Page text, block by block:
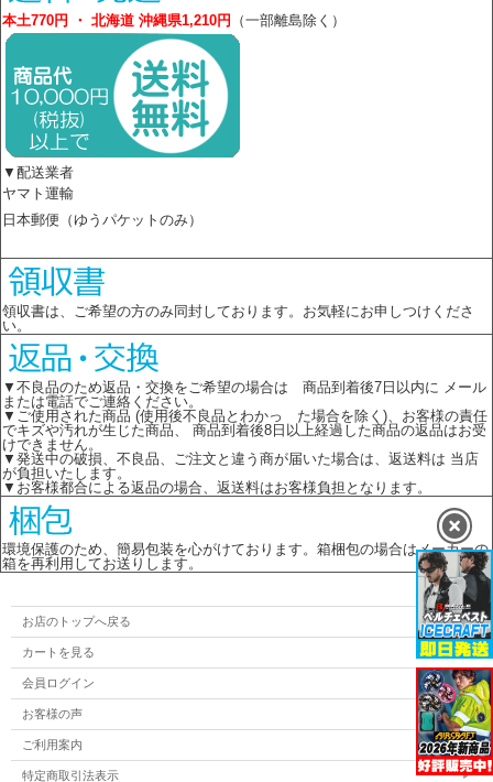
本土770円 ・ 北海道 沖縄県1,210円 （一部離島除く）
▼配送業者
ヤマト運輸
日本郵便（ゆうパケットのみ）
領収書は、ご希望の方のみ同封しております。お気軽にお申しつけくださ
い。
▼不良品のため返品・交換をご希望の場合は 商品到着後7日以内に メール
または電話でご連絡ください。
▼ご使用された商品 (使用後不良品とわかっ た場合を除く)、お客様の責任
でキズや汚れが生じた商品、 商品到着後8日以上経過した商品の返品はお受
けできません。
▼発送中の破損、不良品、ご注文と違う商が届いた場合は、返送料は 当店
が負担いたします。
▼お客様都合による返品の場合、返送料はお客様負担となります。
環境保護のため、簡易包装を心がけております。箱梱包の場合はメーカーの
箱を再利用してお送りします。
お店のトップへ戻る
カートを見る
会員ログイン
お客様の声
ご利用案内
特定商取引法表示